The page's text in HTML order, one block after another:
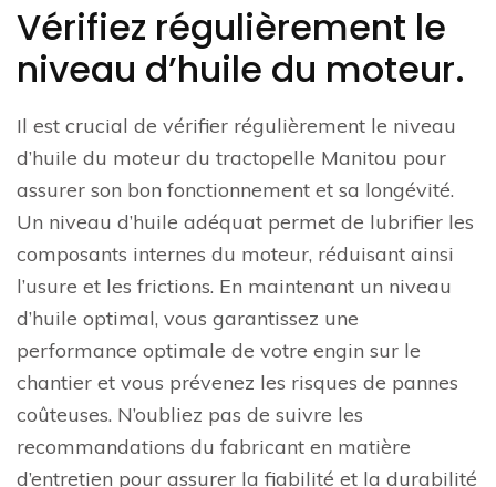
Vérifiez régulièrement le
niveau d’huile du moteur.
Il est crucial de vérifier régulièrement le niveau
d’huile du moteur du tractopelle Manitou pour
assurer son bon fonctionnement et sa longévité.
Un niveau d’huile adéquat permet de lubrifier les
composants internes du moteur, réduisant ainsi
l’usure et les frictions. En maintenant un niveau
d’huile optimal, vous garantissez une
performance optimale de votre engin sur le
chantier et vous prévenez les risques de pannes
coûteuses. N’oubliez pas de suivre les
recommandations du fabricant en matière
d’entretien pour assurer la fiabilité et la durabilité